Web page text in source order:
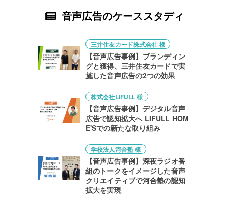
音声広告のケーススタディ
三井住友カード株式会社 様
【音声広告事例】ブランディン
グと獲得、三井住友カードで実
施した音声広告の2つの効果
株式会社LIFULL 様
【音声広告事例】デジタル音声
広告で認知拡大へ LIFULL HOM
E'Sでの新たな取り組み
学校法人河合塾 様
【音声広告事例】深夜ラジオ番
組のトークをイメージした音声
クリエイティブで河合塾の認知
拡大を実現